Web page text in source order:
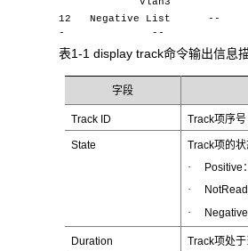
12 Negative
- --
表1-1 display track命令输出信息
字段
Track ID Track项序号
State Track项的状
· Positive
·
· Negative
Duration Track项处